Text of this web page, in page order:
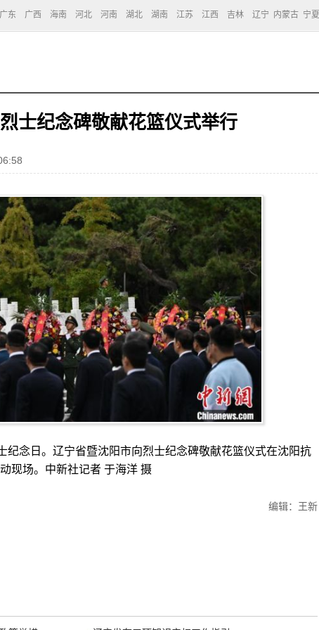
广东 广西 海南 河北 河南 湖北 湖南 江苏 江西 吉林 辽宁 内蒙古 宁夏
士纪念碑敬献花篮仪式举行
念日。辽宁省暨沈阳市向烈士纪念碑敬献花篮仪式在沈阳抗
现场。中新社记者 于海洋 摄
编辑：王新